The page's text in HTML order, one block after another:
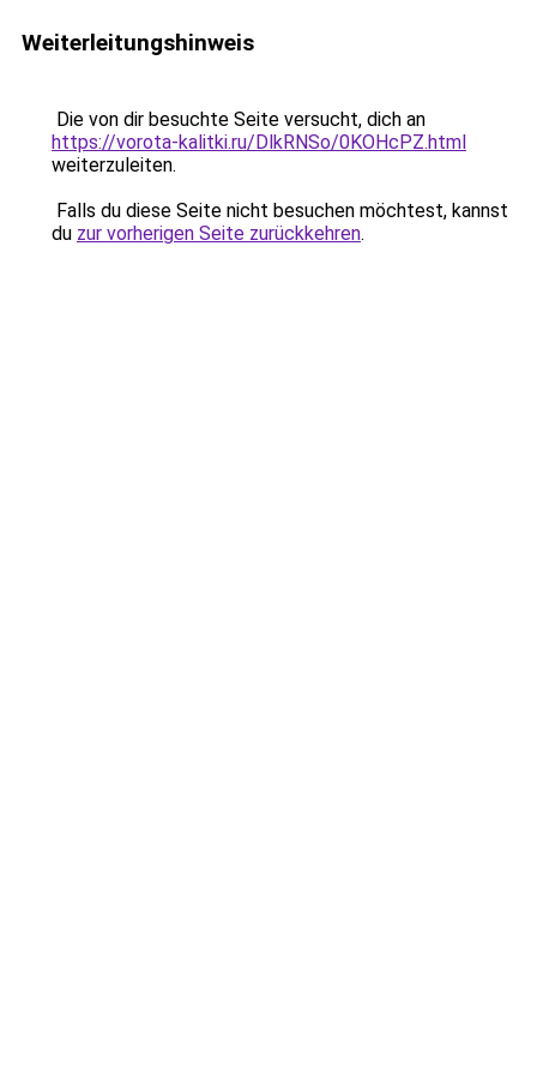
Weiterleitungshinweis
Die von dir besuchte Seite versucht, dich an
https://vorota-kalitki.ru/DlkRNSo/0KOHcPZ.html
weiterzuleiten.
Falls du diese Seite nicht besuchen möchtest, kannst
du zur vorherigen Seite zurückkehren.